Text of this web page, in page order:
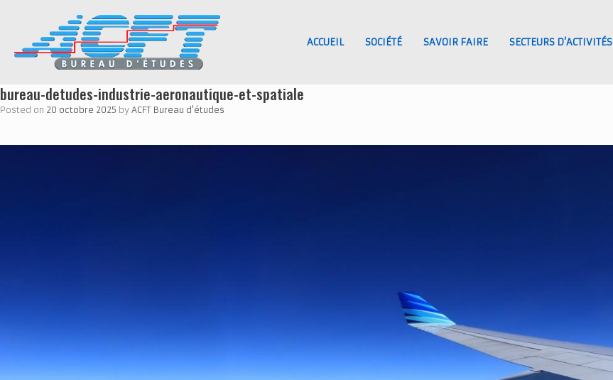
ACCUEIL SOCIÉTÉ SAVOIR FAIRE SECTEURS D’ACTIVITÉS
bureau-detudes-industrie-aeronautique-et-spatiale
Posted on 20 octobre 2025 by ACFT Bureau d'études